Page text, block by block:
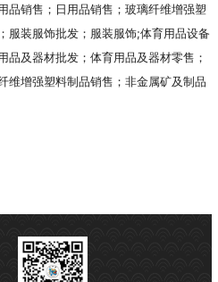
品销售；日用品销售；玻璃纤维增强塑
服装服饰批发；服装服饰;体育用品设备
品及器材批发；体育用品及器材零售；
维增强塑料制品销售；非金属矿及制品